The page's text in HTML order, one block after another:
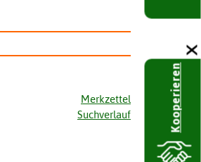
Merkzettel
Suchverlauf
Kooperieren